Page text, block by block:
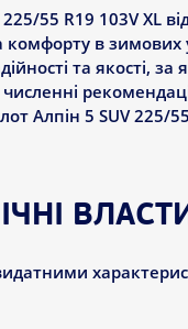
55 R19 103V XL
в
та якості,
Алпін 5 SUV 225/
основних